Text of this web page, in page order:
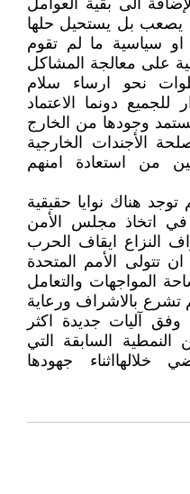
الى بقية العوامل
يصعب بل يستحيل حلها
سياسية ما لم تقوم
على معالجة المشاكل
نحو ارساء سلام
دونما الاعتماد
وجودها من الخارج
الأجندات الخارجية
من استعادة امنهم
هناك نوايا حقيقية
في اتخاذ مجلس الأمن
النزاع ايقاف الحرب
تتولى الأمم المتحدة
المواجهات والتعامل
بالاشراف ورعاية
آليات جديدة اكثر
النمطية السابقة التي
خلالهااثناء جهودها